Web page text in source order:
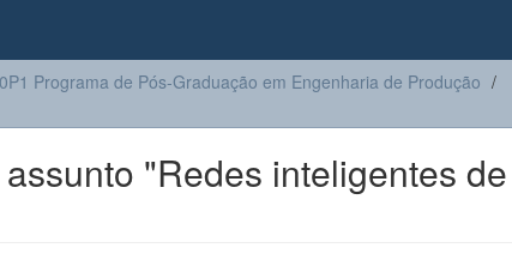
Programa de Pós-Graduação em Engenharia de Produção
"Redes inteligentes de